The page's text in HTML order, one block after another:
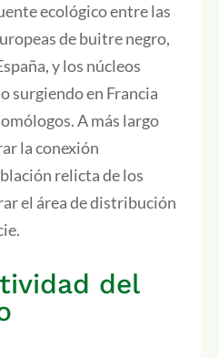
ecológico entre las
de buitre negro,
y los núcleos
surgiendo en Francia
A más largo
la conexión
relicta de los
el área de distribución
del